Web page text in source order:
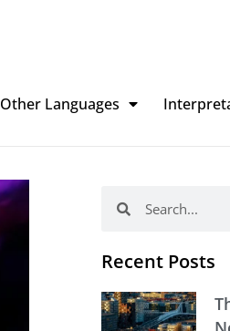
Other Languages
Recent Posts